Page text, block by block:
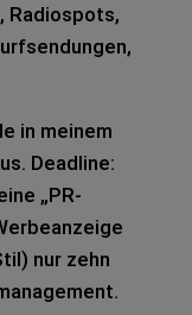
Radio­spots,
in mei­nem
Dead­line:
„PR-
nur zehn